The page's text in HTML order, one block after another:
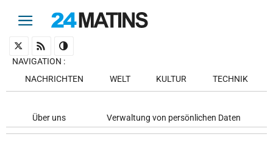
NAVIGATION :
NACHRICHTEN
WELT KULTUR TECHNIK
Über uns Verwaltung von persönlichen Daten